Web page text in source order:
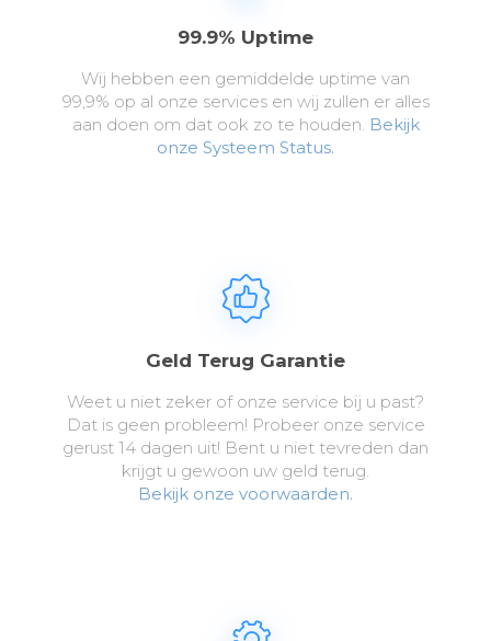
99.9% Uptime
Wij hebben een gemiddelde uptime van
99,9% op al onze services en wij zullen er alles
aan doen om dat ook zo te houden. Bekijk
onze Systeem Status.
Geld Terug Garantie
Weet u niet zeker of onze service bij u past?
Dat is geen probleem! Probeer onze service
gerust 14 dagen uit! Bent u niet tevreden dan
krijgt u gewoon uw geld terug.
Bekijk onze voorwaarden.